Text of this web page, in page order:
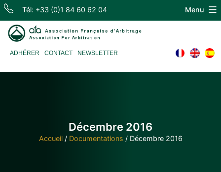
Skip
content
Tél: +33 (0)1 84 60 62 04
d'Arbitrage
ADHÉRER CONTACT NEWSLETTER
Menu
Décembre 2016
Accueil/ Documentations / Décembre 2016